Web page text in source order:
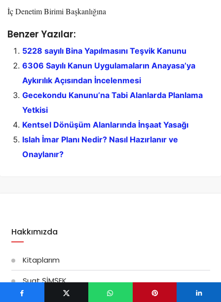
İç Denetim Birimi Başkanlığına
Benzer Yazılar:
5228 sayılı Bina Yapılmasını Teşvik Kanunu
6306 Sayılı Kanun Uygulamaların Anayasa’ya
Aykırılık Açısından İncelenmesi
Gecekondu Kanunu’na Tabi Alanlarda Planlama
Yetkisi
Kentsel Dönüşüm Alanlarında İnşaat Yasağı
Islah İmar Planı Nedir? Nasıl Hazırlanır ve
Onaylanır?
Hakkımızda
Kitaplarım
Suat ŞİMŞEK